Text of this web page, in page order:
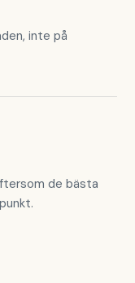
inte på
de bästa